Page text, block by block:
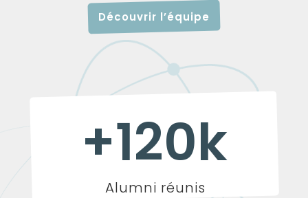
Découvrir l’équipe
+120k
Alumni réunis